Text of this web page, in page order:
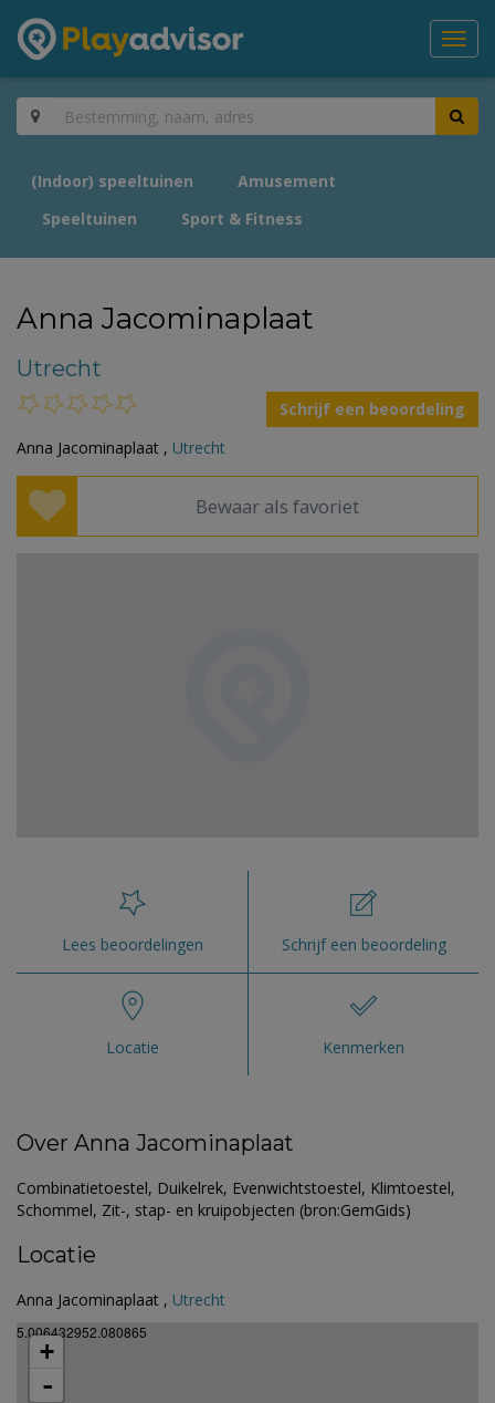
(Indoor) speeltuinen
Amusement
Speeltuinen
Sport & Fitness
Anna Jacominaplaat
Utrecht
Schrijf een beoordeling
Anna Jacominaplaat , Utrecht
Bewaar als favoriet
Lees beoordelingen Schrijf een beoordeling
Locatie Kenmerken
Over Anna Jacominaplaat
Combinatietoestel, Duikelrek, Evenwichtstoestel, Klimtoestel,
Schommel, Zit-, stap- en kruipobjecten (bron:GemGids)
Locatie
Anna Jacominaplaat , Utrecht
5.006432952.080865
+
-